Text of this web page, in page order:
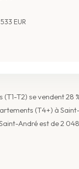
EUR
T2) se vendent 28
(T4+) à
André est de 2 048